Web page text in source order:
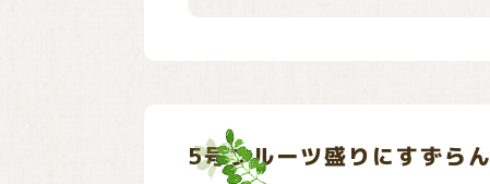
5号フルーツ盛りにすずらん